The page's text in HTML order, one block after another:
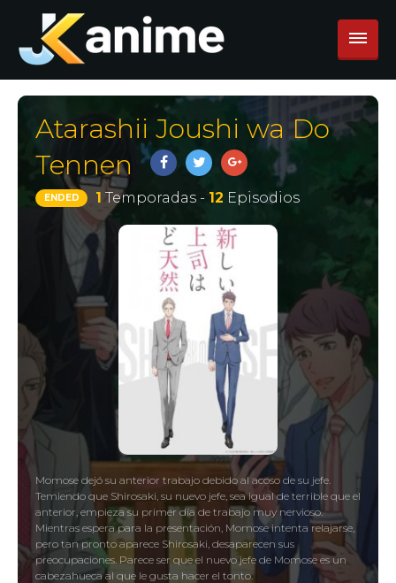
Atarashii Joushi wa Do
Tennen
ENDED 1 Temporadas - 12 Episodios
Momose dejó su anterior trabajo debido al acoso de su jefe.
Temiendo que Shirosaki, su nuevo jefe, sea igual de terrible que el
anterior, empieza su primer día de trabajo muy nervioso.
Mientras espera para la presentación, Momose intenta relajarse,
pero tan pronto aparece Shirosaki, desaparecen sus
preocupaciones. Parece ser que el nuevo jefe de Momose es un
cabezahueca al que le gusta hacer el tonto.